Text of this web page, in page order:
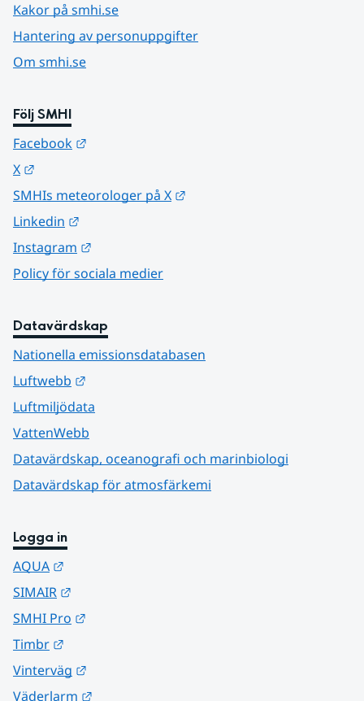
Kakor på smhi.se
Hantering av personuppgifter
Om smhi.se
Följ SMHI
Facebook
X
SMHIs meteorologer på X
Linkedin
Instagram
Policy för sociala medier
Datavärdskap
Nationella emissionsdatabasen
Luftwebb
Luftmiljödata
VattenWebb
Datavärdskap, oceanografi och marinbiologi
Datavärdskap för atmosfärkemi
Logga in
AQUA
SIMAIR
SMHI Pro
Timbr
Vinterväg
Väderlarm